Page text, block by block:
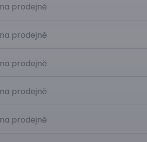
na prodejně
na prodejně
na prodejně
na prodejně
na prodejně